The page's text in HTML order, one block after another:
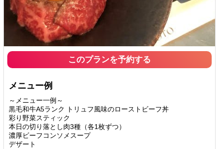
このプランを予約する
メニュー例
～メニュー一例～
黒毛和牛A5ランク トリュフ風味のローストビーフ丼
彩り野菜スティック
本日の切り落とし肉3種（各1枚ずつ）
濃厚ビーフコンソメスープ
デザート